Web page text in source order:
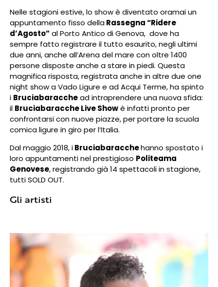
Nelle stagioni estive, lo show è diventato oramai un
appuntamento fisso dellaRassegna “Ridere
d’Agosto”al Porto Antico di Genova, dove ha
sempre fatto registrare il tutto esaurito, negli ultimi
due anni, anche all’Arena del mare con oltre 1400
persone disposte anche a stare in piedi. Questa
magnifica risposta, registrata anche in altre due one
night show a Vado Ligure e ad Acqui Terme, ha spinto
i Bruciabaracchead intraprendere una nuova sfida:
il Bruciabaracche Live Showè infatti pronto per
confrontarsi con nuove piazze, per portare la scuola
comica ligure in giro per l’Italia.
Dal maggio 2018, iBruciabaracchehanno spostato i
loro appuntamenti nel prestigioso Politeama
Genovese, registrando già 14 spettacoli in stagione,
tutti SOLD OUT.
Gli artisti